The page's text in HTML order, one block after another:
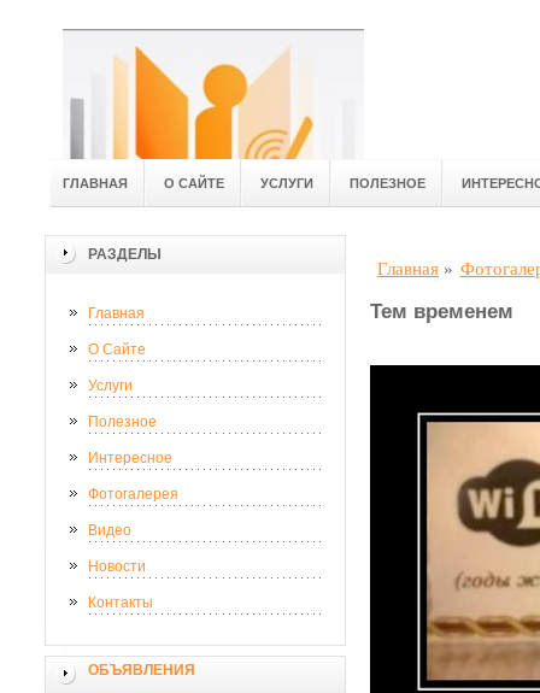
ГЛАВНАЯ О САЙТЕ УСЛУГИ ПОЛЕЗНОЕ
РАЗДЕЛЫ
Главная
О Сайте
Услуги
Полезное
Интересное
Фотогалерея
Видео
Новости
Контакты
ОБЪЯВЛЕНИЯ
Главная »
Тем временем